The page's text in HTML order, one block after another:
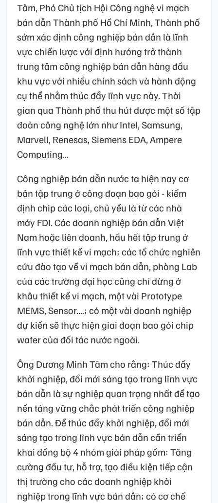
Tâm, Phó Chủ tịch Hội Công nghệ vi mạch
bán dẫn Thành phố Hồ Chí Minh, Thành phố
sớm xác định công nghiệp bán dẫn là lĩnh
vực chiến lược với định hướng trở thành
trung tâm công nghiệp bán dẫn hàng đầu
khu vực với nhiều chính sách và hành động
cụ thể nhằm thúc đẩy lĩnh vực này. Thời
gian qua Thành phố thu hút được một số tập
đoàn công nghệ lớn như Intel, Samsung,
Marvell, Renesas, Siemens EDA, Ampere
Computing...
Công nghiệp bán dẫn nước ta hiện nay cơ
bản tập trung ở công đoạn bao gói - kiểm
định chip các loại, chủ yếu là từ các nhà
máy FDI. Các doanh nghiệp bán dẫn Việt
Nam hoặc liên doanh, hầu hết tập trung ở
lĩnh vực thiết kế vi mạch; các tổ chức nghiên
cứu đào tạo về vi mạch bán dẫn, phòng Lab
của các trường đại học cũng chỉ dừng ở
khâu thiết kế vi mạch, một vài Prototype
MEMS, Sensor....; có một vài doanh nghiệp
dự kiến sẽ thực hiện giai đoạn bao gói chip
wafer của đối tác nước ngoài.
Ông Dương Minh Tâm cho rằng: Thúc đẩy
khởi nghiệp, đổi mới sáng tạo trong lĩnh vực
bán dẫn là sự nghiệp quan trọng nhất để tạo
nền tảng vững chắc phát triển công nghiệp
bán dẫn. Để thúc đẩy khởi nghiệp, đổi mới
sáng tạo trong lĩnh vực bán dẫn cần triển
khai đồng bộ 4 nhóm giải pháp gồm: Tăng
cường đầu tư, hỗ trợ, tạo điều kiện tiếp cận
thị trường cho các doanh nghiệp khởi
nghiệp trong lĩnh vực bán dẫn; có cơ chế